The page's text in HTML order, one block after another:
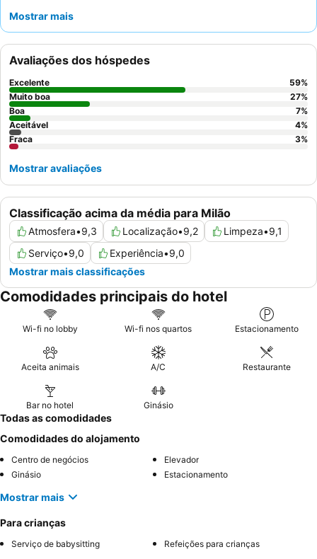
toda a Itália. O hotel dispõe de
de almofadas, garantindo uma estadia tranquila. Os hóspedes
elogiam consistentemente aequipa de receção profissional e
acolhedora
incluindo pizzas saborosas e risoto bem preparado. Para uma
experiência mais tranquila, os hóspedes devem solicitar um
quarto com vista para o jardim.
Mostrar mais
Classificação acima da média para Milão
Atmosfera•9,3 Localização•9,2 Limpeza•9,1
Serviço•9,0 Experiência•9,0
Mostrar mais classificações
Avaliações dos hóspedes
Excelente 59%
Muito boa
27%
Boa
7%
Aceitável
4%
Fraca
3%
Mostrar avaliações
Comodidades principais do hotel
Wi-fi no lobby Wi-fi nos quartos Estacionamento
Aceita animais A/C Restaurante
Bar no hotel Ginásio
Todas as comodidades
Comodidades do alojamento
Centro de negócios
Elevador
Ginásio
Estacionamento
Mostrar mais
Para crianças
Serviço de babysitting Refeições para crianças